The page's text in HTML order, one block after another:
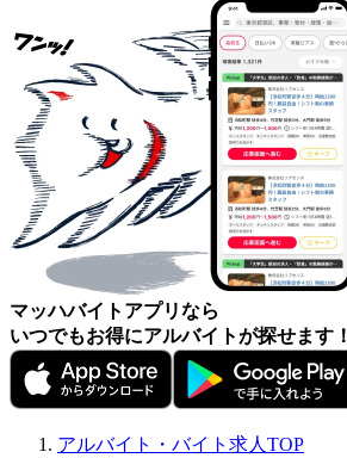
マッハバイトアプリなら
いつでもお得にアルバイトが探せます！
アルバイト・バイト求人TOP